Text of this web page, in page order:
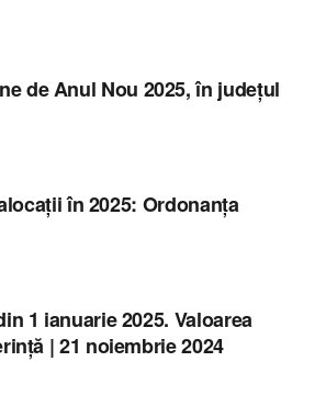
de Anul Nou 2025, în județul
în 2025: Ordonanța
1 ianuarie 2025. Valoarea
| 21 noiembrie 2024